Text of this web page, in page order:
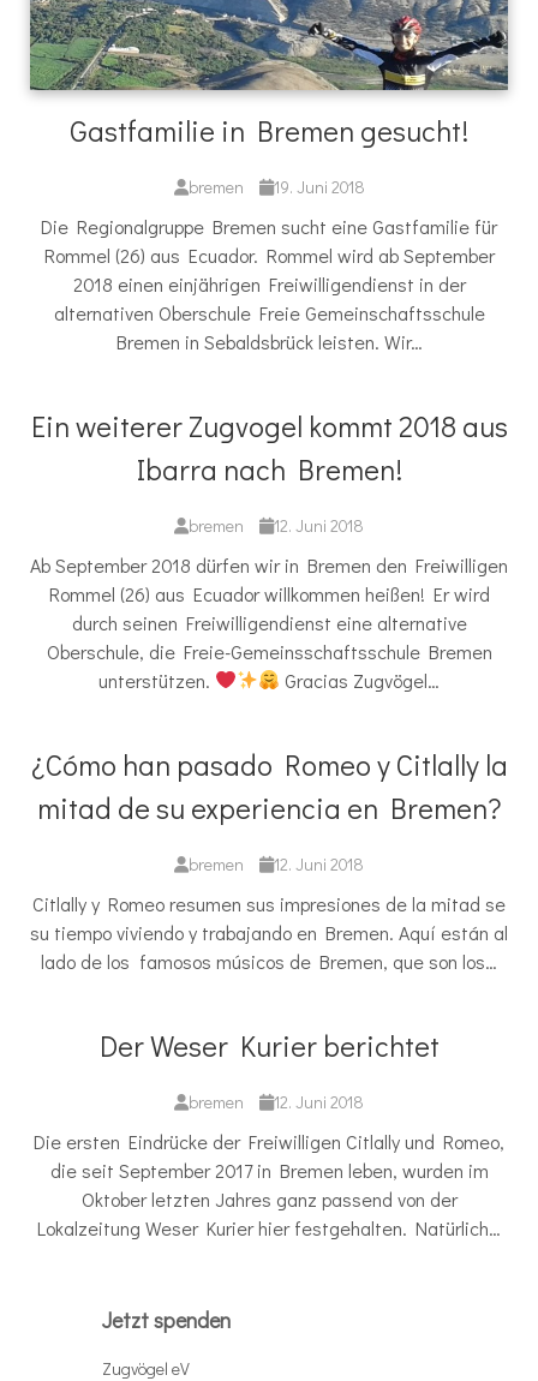
Gastfamilie in Bremen gesucht!
bremen 19. Juni 2018
Die Regionalgruppe Bremen sucht eine Gastfamilie für
Rommel (26) aus Ecuador. Rommel wird ab September
2018 einen einjährigen Freiwilligendienst in der
alternativen Oberschule Freie Gemeinschaftsschule
Bremen in Sebaldsbrück leisten. Wir…
Ein weiterer Zugvogel kommt 2018 aus
Ibarra nach Bremen!
bremen 12. Juni 2018
Ab September 2018 dürfen wir in Bremen den Freiwilligen
Rommel (26) aus Ecuador willkommen heißen! Er wird
durch seinen Freiwilligendienst eine alternative
Oberschule, die Freie-Gemeinsschaftsschule Bremen
unterstützen.
Gracias Zugvögel…
¿Cómo han pasado Romeo y Citlally la
mitad de su experiencia en Bremen?
bremen 12. Juni 2018
Citlally y Romeo resumen sus impresiones de la mitad se
su tiempo viviendo y trabajando en Bremen. Aquí están al
lado de los famosos músicos de Bremen, que son los…
Der Weser Kurier berichtet
bremen 12. Juni 2018
Die ersten Eindrücke der Freiwilligen Citlally und Romeo,
die seit September 2017 in Bremen leben, wurden im
Oktober letzten Jahres ganz passend von der
Lokalzeitung Weser Kurier hier festgehalten. Natürlich…
Jetzt spenden
Zugvögel eV